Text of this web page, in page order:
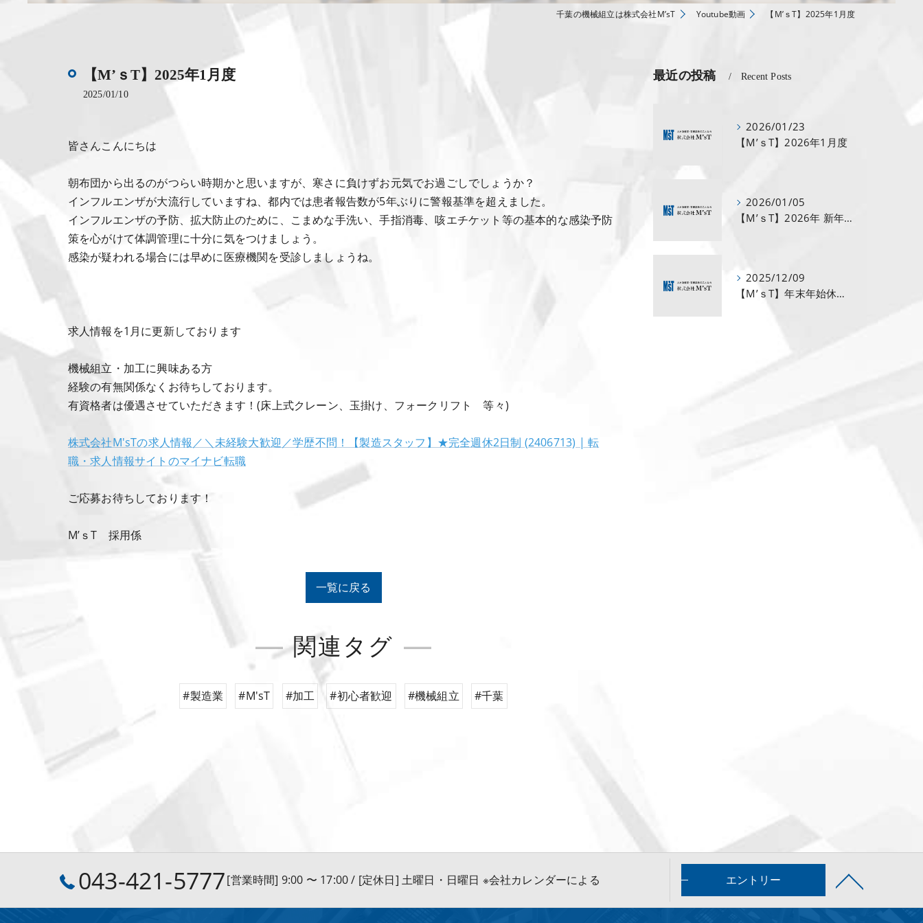
千葉の機械組立は株式会社M’sT Youtube動画 【M’ｓT】2025年1月度
【M’ｓT】2025年1月度
2025/01/10
皆さんこんにちは
朝布団から出るのがつらい時期かと思いますが、寒さに負けずお元気でお過ごしでしょうか？
インフルエンザが大流行していますね、都内では患者報告数が5年ぶりに警報基準を超えました。
インフルエンザの予防、拡大防止のために、こまめな手洗い、手指消毒、咳エチケット等の基本的な感染予防
策を心がけて体調管理に十分に気をつけましょう。
感染が疑われる場合には早めに医療機関を受診しましょうね。
求人情報を1月に更新しております
機械組立・加工に興味ある方
経験の有無関係なくお待ちしております。
有資格者は優遇させていただきます！(床上式クレーン、玉掛け、フォークリフト 等々)
株式会社M'sTの求人情報／＼未経験大歓迎／学歴不問！【製造スタッフ】★完全週休2日制 (2406713) | 転
職・求人情報サイトのマイナビ転職
ご応募お待ちしております！
M’ｓT 採用係
一覧に戻る
関連タグ
#製造業 #M'sT #加工 #初心者歓迎 #機械組立 #千葉
最近の投稿 Recent Posts
2026/01/23
【M’ｓT】2026年1月度
2026/01/05
【M’ｓT】2026年 新年のご挨拶🎍
2025/12/09
【M’ｓT】年末年始休業のお知らせ
043-421-5777[営業時間] 9:00 〜 17:00 / [定休日] 土曜日・日曜日 ※会社カレンダーによる エントリー